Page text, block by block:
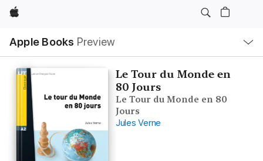
Apple
Apple Books Preview
Nav
Open
Menu
Le Tour du Monde en
80 Jours
Le Tour du Monde en 80
Jours
Jules Verne